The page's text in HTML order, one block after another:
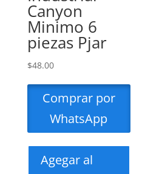
Canyon
Minimo 6
piezas Pjar
$48.00
Comprar por
WhatsApp
Agegar al